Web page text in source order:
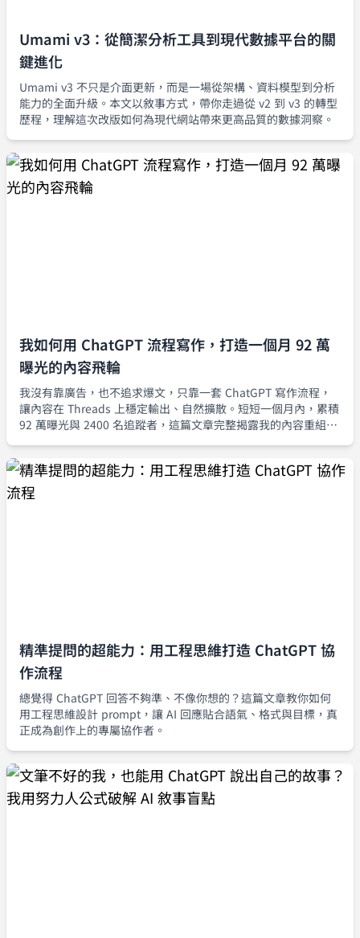
Umami v3：從簡潔分析工具到現代數據平台的關
鍵進化
Umami v3 不只是介面更新，而是一場從架構、資料模型到分析
能力的全面升級。本文以敘事方式，帶你走過從 v2 到 v3 的轉型
歷程，理解這次改版如何為現代網站帶來更高品質的數據洞察。
我如何用 ChatGPT 流程寫作，打造一個月 92 萬
曝光的內容飛輪
我沒有靠廣告，也不追求爆文，只靠一套 ChatGPT 寫作流程，
讓內容在 Threads 上穩定輸出、自然擴散。短短一個月內，累積
92 萬曝光與 2400 名追蹤者，這篇文章完整揭露我的內容重組流
精準提問的超能力：用工程思維打造 ChatGPT 協
作流程
總覺得 ChatGPT 回答不夠準、不像你想的？這篇文章教你如何
用工程思維設計 prompt，讓 AI 回應貼合語氣、格式與目標，真
正成為創作上的專屬協作者。